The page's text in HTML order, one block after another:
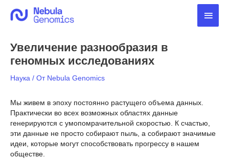
содержимому
Увеличение разнообразия в
геномных исследованиях
Наука / От Nebula Genomics
Мы живем в эпоху постоянно растущего объема данных.
Практически во всех возможных областях данные
генерируются с умопомрачительной скоростью. К счастью,
эти данные не просто собирают пыль, а собирают значимые
идеи, которые могут способствовать прогрессу в нашем
обществе.